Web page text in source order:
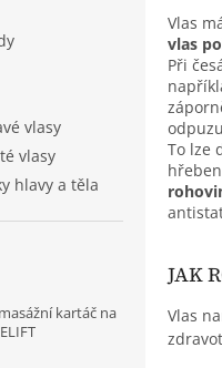
vlasy
vlasy
hlavy a těla
kartáč na
Vlas
vlas
Při
To lze
JAK
Vlas